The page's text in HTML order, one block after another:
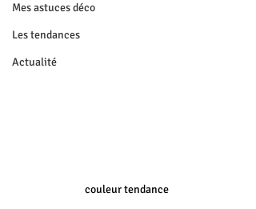
Mes astuces déco
Les tendances
Actualité
couleur tendance